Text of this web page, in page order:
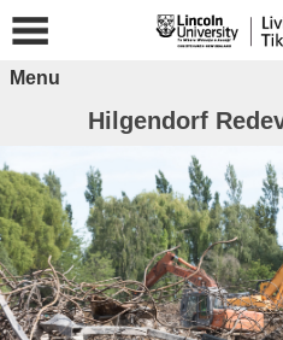
Menu
Hilgendorf